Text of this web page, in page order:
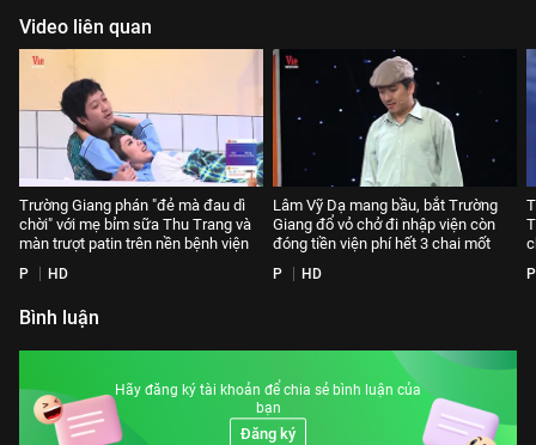
Video liên quan
Trường Giang phán "đẻ mà đau dì
chời" với mẹ bỉm sữa Thu Trang và
màn trượt patin trên nền bệnh viện
P HD
Lâm Vỹ Dạ mang bầu, bắt Trường
Giang đổ vỏ chở đi nhập viện còn
đóng tiền viện phí hết 3 chai mốt
P HD P
Bình luận
Hãy đăng ký tài khoản để chia sẻ bình luận của
bạn
Đăng ký